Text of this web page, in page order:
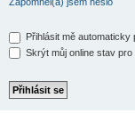
Přihlásit mě
Skrýt můj online stav